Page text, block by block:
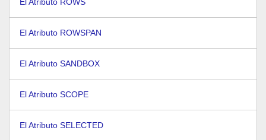
El Atributo ROWSPAN
El Atributo SANDBOX
El Atributo SCOPE
El Atributo SELECTED